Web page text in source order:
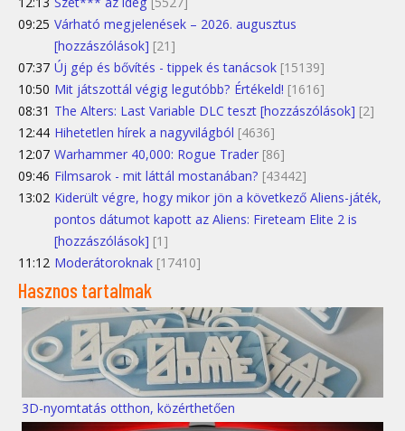
09:25 Várható megjelenések – 2026. augusztus
[hozzászólások] [21]
07:37 Új gép és bővítés - tippek és tanácsok [15139]
10:50 Mit játszottál végig legutóbb? Értékeld! [1616]
08:31 The Alters: Last Variable DLC teszt [hozzászólások] [2]
12:44 Hihetetlen hírek a nagyvilágból [4636]
12:07 Warhammer 40,000: Rogue Trader [86]
09:46 Filmsarok - mit láttál mostanában? [43442]
13:02 Kiderült végre, hogy mikor jön a következő Aliens-játék,
pontos dátumot kapott az Aliens: Fireteam Elite 2 is
[hozzászólások] [1]
11:12 Moderátoroknak [17410]
Hasznos tartalmak
3D-nyomtatás otthon, közérthetően